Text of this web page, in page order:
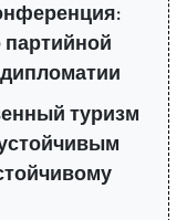
партийной
туризм